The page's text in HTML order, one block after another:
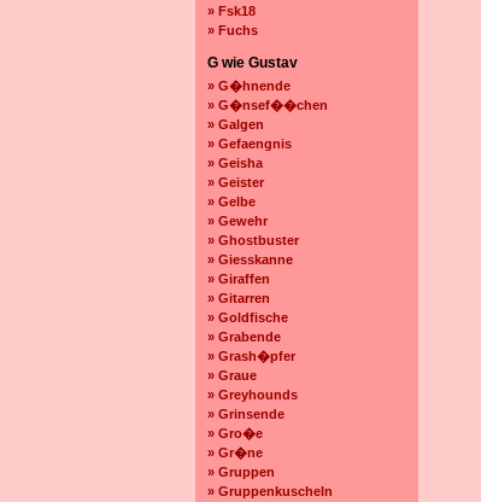
» Fsk18
» Fuchs
G wie Gustav
» G�hnende
» G�nsef��chen
» Galgen
» Gefaengnis
» Geisha
» Geister
» Gelbe
» Gewehr
» Ghostbuster
» Giesskanne
» Giraffen
» Gitarren
» Goldfische
» Grabende
» Grash�pfer
» Graue
» Greyhounds
» Grinsende
» Gro�e
» Gr�ne
» Gruppen
» Gruppenkuscheln